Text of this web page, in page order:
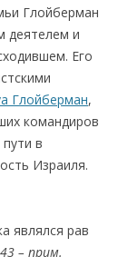
Глойберман
деятелем и
Его
Глойберман,
командиров
в
Израиля.
являлся рав
– прим.